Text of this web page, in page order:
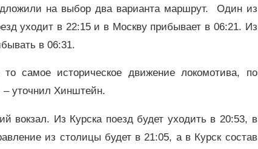
на выбор два варианта маршрут. Один из
уходит в 22:15 и в Москву прибывает в 06:21. Из
в 06:31.
самое историческое движение локомотива, по
– уточнил Хинштейн.
вокзал. Из Курска поезд будет уходить в 20:53, в
из столицы будет в 21:05, а в Курск состав